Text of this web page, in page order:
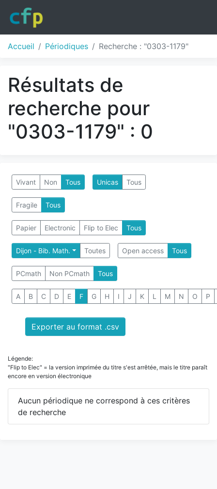
Accueil Périodiques Recherche : "0303-1179"
Résultats de
recherche pour
"0303-1179" : 0
Vivant Non Tous Unicas Tous
Fragile Tous
Papier Electronic Flip to Elec Tous
Dijon - Bib. Math. Toutes Open access Tous
PCmath Non PCmath Tous
A B C D E F G H I J K L M N O P
Exporter au format .csv
Légende:
"Flip to Elec" = la version imprimée du titre s'est arrêtée, mais le titre paraît
encore en version électronique
Aucun périodique ne correspond à ces critères
de recherche